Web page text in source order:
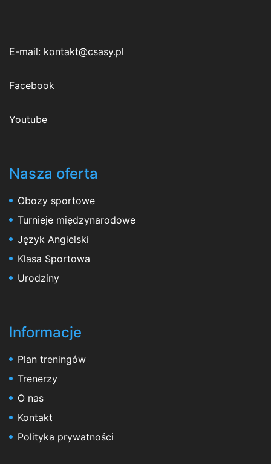
E-mail: kontakt@csasy.pl
Facebook
Youtube
Nasza oferta
Obozy sportowe
Turnieje międzynarodowe
Język Angielski
Klasa Sportowa
Urodziny
Informacje
Plan treningów
Trenerzy
O nas
Kontakt
Polityka prywatności